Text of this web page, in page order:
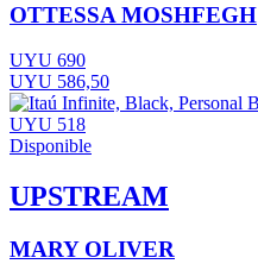
OTTESSA MOSHFEGH
UYU 690
UYU 586,50
UYU 518
Disponible
UPSTREAM
MARY OLIVER